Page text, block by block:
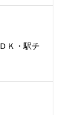
Ｋ・駅チ